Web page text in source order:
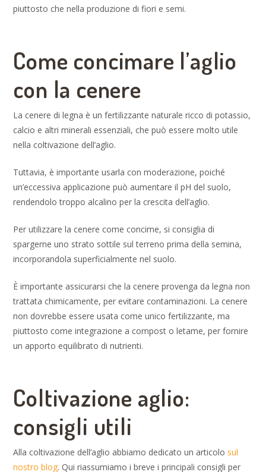
piuttosto che nella produzione di fiori e semi.
Come concimare l’aglio
con la cenere
La cenere di legna è un fertilizzante naturale ricco di potassio,
calcio e altri minerali essenziali, che può essere molto utile
nella coltivazione dell’aglio.
Tuttavia, è importante usarla con moderazione, poiché
un’eccessiva applicazione può aumentare il pH del suolo,
rendendolo troppo alcalino per la crescita dell’aglio.
Per utilizzare la cenere come concime, si consiglia di
spargerne uno strato sottile sul terreno prima della semina,
incorporandola superficialmente nel suolo.
È importante assicurarsi che la cenere provenga da legna non
trattata chimicamente, per evitare contaminazioni. La cenere
non dovrebbe essere usata come unico fertilizzante, ma
piuttosto come integrazione a compost o letame, per fornire
un apporto equilibrato di nutrienti.
Coltivazione aglio:
consigli utili
Alla coltivazione dell’aglio abbiamo dedicato un articolo sul
nostro blog. Qui riassumiamo i breve i principali consigli per